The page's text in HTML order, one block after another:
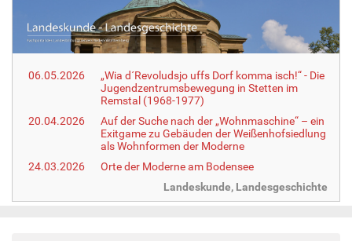
e
:
06.05.2026
„Wia d´Revoludsjo uffs Dorf komma isch!“ - Die
Jugendzentrumsbewegung in Stetten im
Remstal (1968-1977)
20.04.2026
Auf der Suche nach der „Wohnmaschine“ – ein
Exitgame zu Gebäuden der Weißenhofsiedlung
als Wohnformen der Moderne
24.03.2026
Orte der Moderne am Bodensee
Landeskunde, Landesgeschichte